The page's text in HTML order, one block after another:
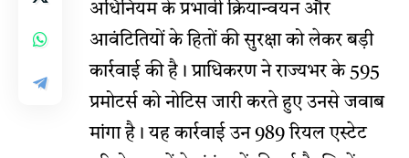
अधिनियम के प्रभावी क्रियान्वयन और
आवंटितियों के हितों की सुरक्षा को लेकर बड़ी
कार्रवाई की है। प्राधिकरण ने राज्यभर के 595
प्रमोटर्स को नोटिस जारी करते हुए उनसे जवाब
मांगा है। यह कार्रवाई उन 989 रियल एस्टेट